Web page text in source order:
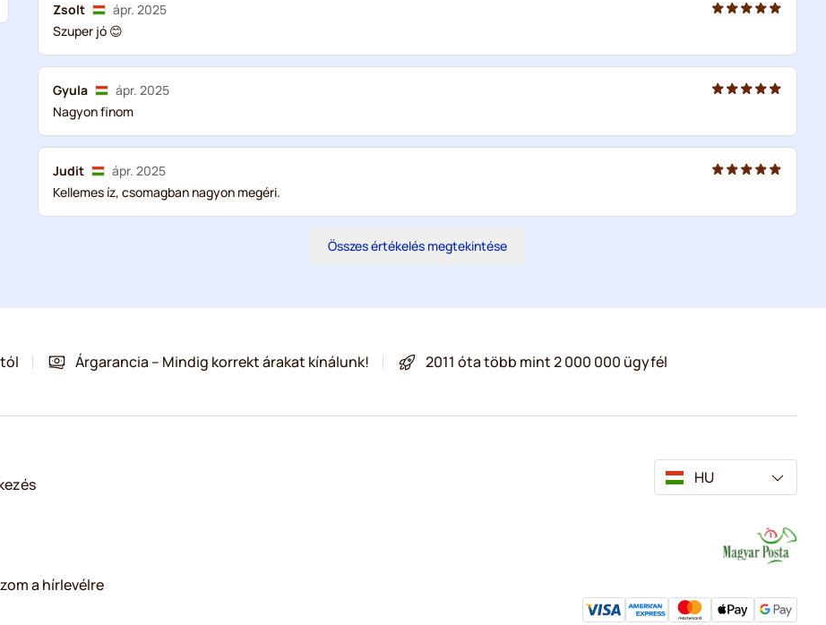
Zsolt
ápr. 2025
Szuper jó 😊
Gyula
ápr. 2025
Nagyon finom
Judit
ápr. 2025
Kellemes íz, csomagban nagyon megéri.
Összes értékelés megtekintése
Árgarancia – Mindig korrekt árakat kínálunk! 2011 óta több mint 2 000 000 ügyfél
a hírlevélre
HU